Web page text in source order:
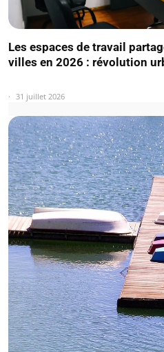
Les espaces de travail
villes en 2026 : révolution
31 juillet 2026